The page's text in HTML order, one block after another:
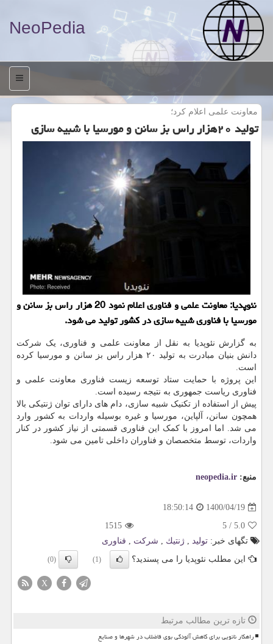
NeoPedia
منو
معاونت علمی اعلام كرد؛
تولید ۲۰هزار راس بز سانن و مورسیا با شبیه سازی
نئوپدیا: معاونت علمی و فناوری اعلام نمود 20 هزار راس بز سانن و
مورسیا با فناوری شبیه سازی در کشور تولید می شود.
به گزارش نئوپدیا به نقل از معاونت علمی و فناوری، یک شرکت
دانش بنیان مبادرت به تولید ۲۰ هزار راس بز سانن و مورسیا کرده
است.
این پروژه با حمایت ستاد توسعه زیست فناوری معاونت علمی و
فناوری ریاست جمهوری به نتیجه رسیده است.
پیش از استفاده از تکنیک شبیه سازی، دام های دارای توان ژنتیکی بالا
همچون سانن، آلپاین، مورسیا و غیره بوسیله واردات به کشور وارد
می شد. اما امروز با کمک این فناوری قسمتی از نیاز کشور در کنار
واردات، توسط متخصصان و فناوران داخلی تامین می شود.
منبع: neopedia.ir
1400/04/19
18:50:14
5.0
/
5
1515
تگهای خبر: تولید , ژنتیك , شركت , فناوری
این مطلب نئوپدیا را می پسندید؟
(1)
(0)
X
تازه ترین مطالب مرتبط
راهکار نانویی برای کاهش آلودگی بوی فاضلاب در شهرها و صنایع